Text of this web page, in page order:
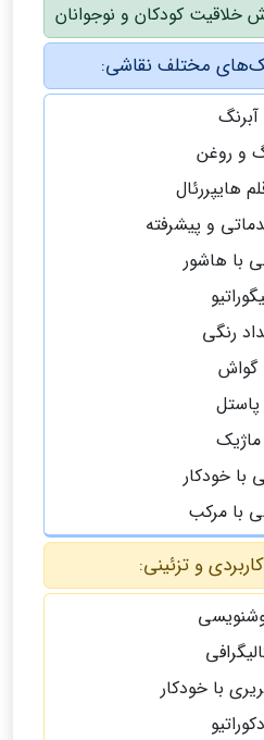
خلاقیت کودکان و نوجوانان
مختلف نقاشی:
آبرنگ
و روغن
هایپررئال
و پیشرفته
با هاشور
رنگی
گواش
پاستل
ماژیک
با خودکار
با مرکب
و تزئینی:
با خودکار